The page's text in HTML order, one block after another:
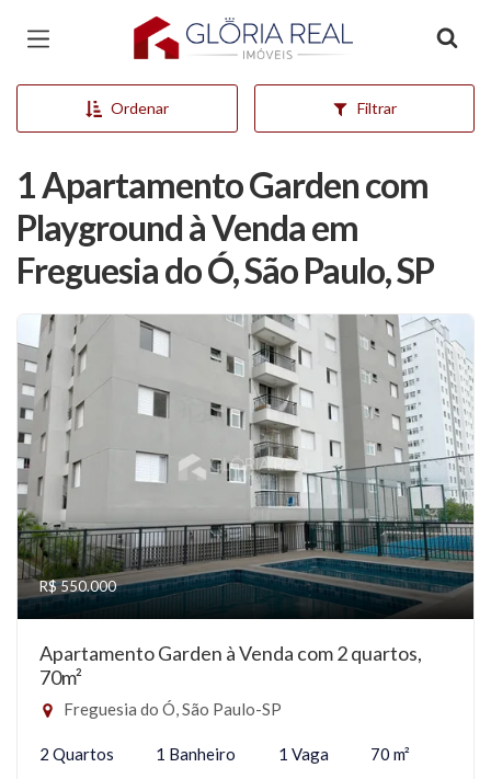
Página inicial
Ordenar Filtrar
1 Apartamento Garden com
Playground à Venda em
Freguesia do Ó, São Paulo, SP
R$ 550.000
Apartamento Garden à Venda com 2 quartos,
70m²
Freguesia do Ó, São Paulo-SP
2 Quartos 1 Banheiro 1 Vaga 70 m²